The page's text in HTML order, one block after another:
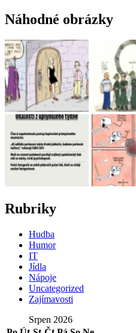
Náhodné obrázky
Rubriky
Hudba
Humor
IT
Jídla
Nápoje
Uncategorized
Zajímavosti
Srpen 2026